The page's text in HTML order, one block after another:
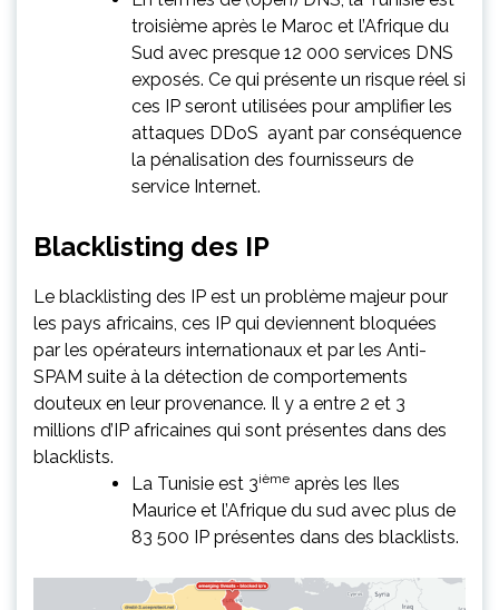
troisième après le Maroc et l’Afrique du
Sud avec presque 12 000 services DNS
exposés. Ce qui présente un risque réel si
ces IP seront utilisées pour amplifier les
attaques DDoS ayant par conséquence
la pénalisation des fournisseurs de
service Internet.
Blacklisting des IP
Le blacklisting des IP est un problème majeur pour
les pays africains, ces IP qui deviennent bloquées
par les opérateurs internationaux et par les Anti-
SPAM suite à la détection de comportements
douteux en leur provenance. Il y a entre 2 et 3
millions d’IP africaines qui sont présentes dans des
blacklists.
La Tunisie est 3ième après les Iles
Maurice et l’Afrique du sud avec plus de
83 500 IP présentes dans des blacklists.